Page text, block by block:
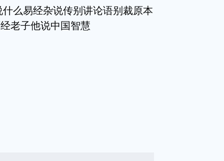
么易经杂说传别讲论语别裁原本
老子他说中国智慧